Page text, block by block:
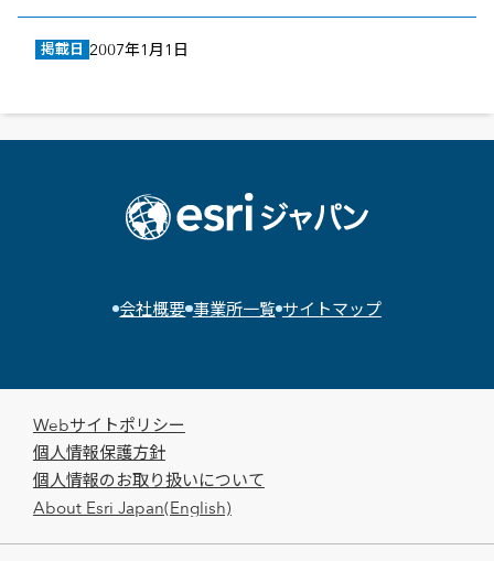
掲載日 2007年1月1日
会社概要 事業所一覧 サイトマップ
Webサイトポリシー
個人情報保護方針
個人情報のお取り扱いについて
About Esri Japan(English)